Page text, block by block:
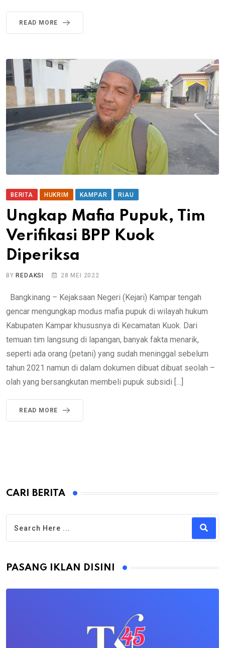
READ MORE
BERITA HUKRIM KAMPAR RIAU
Ungkap Mafia Pupuk, Tim
Verifikasi BPP Kuok
Diperiksa
BY REDAKSI 28 MEI 2022
Bangkinang – Kejaksaan Negeri (Kejari) Kampar tengah
gencar mengungkap modus mafia pupuk di wilayah hukum
Kabupaten Kampar khususnya di Kecamatan Kuok. Dari
temuan tim langsung di lapangan, banyak fakta menarik,
seperti ada orang (petani) yang sudah meninggal sebelum
tahun 2021 namun di dalam dokumen dibuat dibuat seolah –
olah yang bersangkutan membeli pupuk subsidi […]
READ MORE
CARI BERITA
PASANG IKLAN DISINI